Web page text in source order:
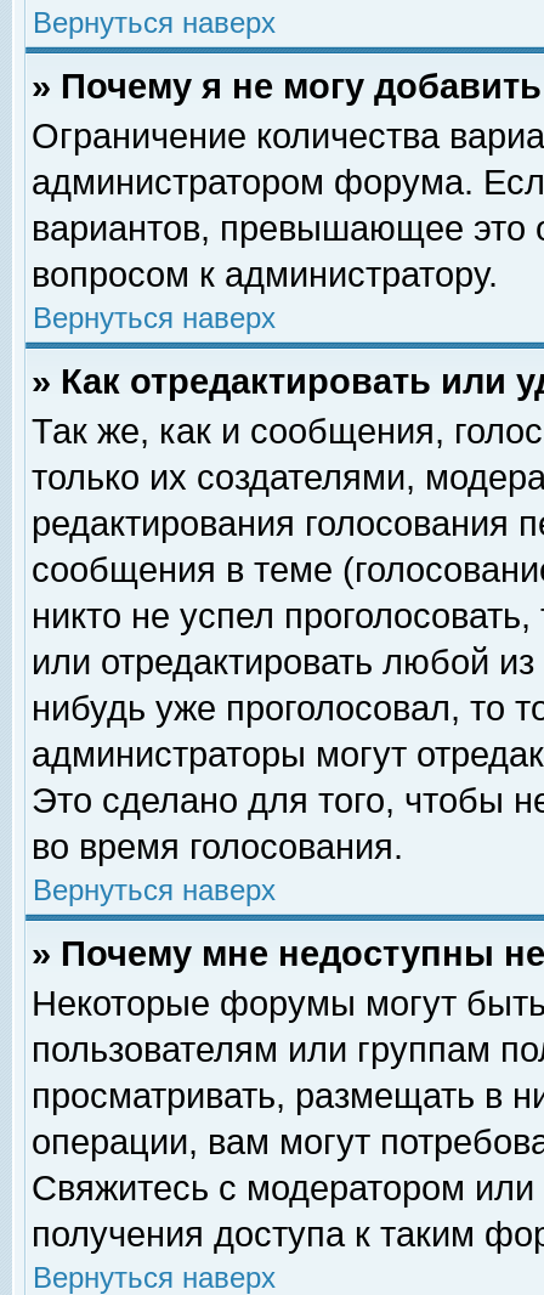
Вернуться наверх
» Почему я не могу
Ограничение количества
администратором форума.
вариантов, превышающее это
вопросом к администратору.
Вернуться наверх
» Как отредактировать или
Так же, как и сообщения,
только их создателями,
редактирования голосования
сообщения в теме
никто не успел
или отредактировать любой
нибудь уже проголосовал, то
администраторы могут
Это сделано для того, чтобы
во время голосования.
Вернуться наверх
» Почему мне недоступны
Некоторые форумы могут
пользователям или группам
просматривать, размещать в
операции, вам могут
Свяжитесь с модератором
получения доступа к таким
Вернуться наверх